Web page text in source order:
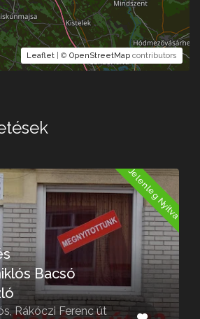
Leaflet | © OpenStreetMap contributors
Jelenleg Nyitva
Bacsó
Rákóczi Ferenc út